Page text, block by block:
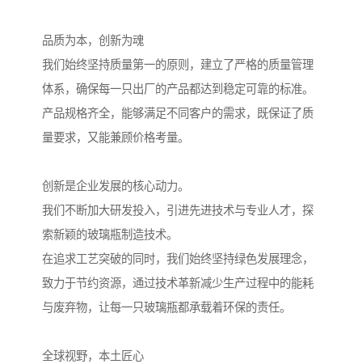
品质为本，创新为魂
我们始终坚持质量第一的原则，建立了严格的质量管理
体系，确保每一只出厂的产品都达到稳定可靠的标准。
产品规格齐全，能够满足不同客户的需求，既保证了质
量要求，又能兼顾价格考量。
创新是企业发展的核心动力。
我们不断加大研发投入，引进先进技术与专业人才，探
索新颖的玻璃瓶制造技术。
在追求工艺突破的同时，我们始终坚持绿色发展理念，
致力于节约资源，通过技术革新减少生产过程中的能耗
与废弃物，让每一只玻璃瓶都承载着环保的责任。
全球视野，本土匠心